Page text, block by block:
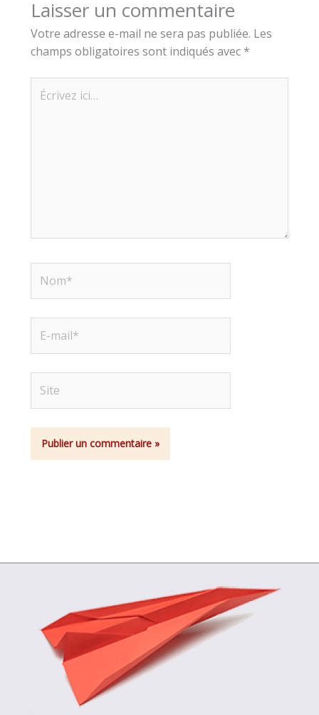
Laisser un commentaire
Votre adresse e-mail ne sera pas publiée. Les
champs obligatoires sont indiqués avec *
Écrivez
ici…
mail*